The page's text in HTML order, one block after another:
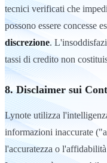
tecnici verificati che
possono essere concesse
discrezione.
tassi di credito non
8. Disclaimer sui
Lynote utilizza
informazioni inaccurate
l'accuratezza o